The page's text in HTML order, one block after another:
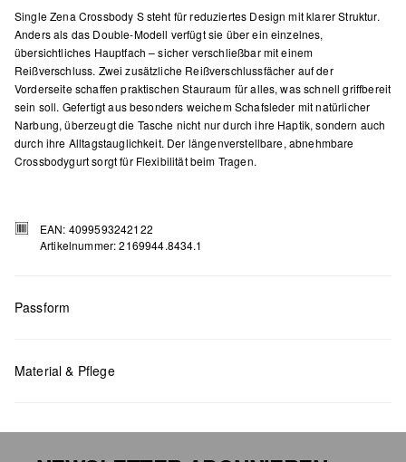
Single Zena Crossbody S steht für reduziertes Design mit klarer Struktur.
Anders als das Double-Modell verfügt sie über ein einzelnes,
übersichtliches Hauptfach – sicher verschließbar mit einem
Reißverschluss. Zwei zusätzliche Reißverschlussfächer auf der
Vorderseite schaffen praktischen Stauraum für alles, was schnell griffbereit
sein soll. Gefertigt aus besonders weichem Schafsleder mit natürlicher
Narbung, überzeugt die Tasche nicht nur durch ihre Haptik, sondern auch
durch ihre Alltagstauglichkeit. Der längenverstellbare, abnehmbare
Crossbodygurt sorgt für Flexibilität beim Tragen.
EAN: 4099593242122
Artikelnummer: 2169944.8434.1
Passform
Material & Pflege